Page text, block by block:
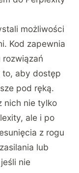
możliwości
Kod zapewnia
to, aby dostęp
pod ręką.
nich nie tylko
ale i po
z rogu
lub
nie